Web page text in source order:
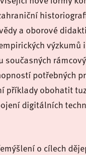
a oborové
výzkumů
potřebných
příklady obohatit
digitálních
o cílech